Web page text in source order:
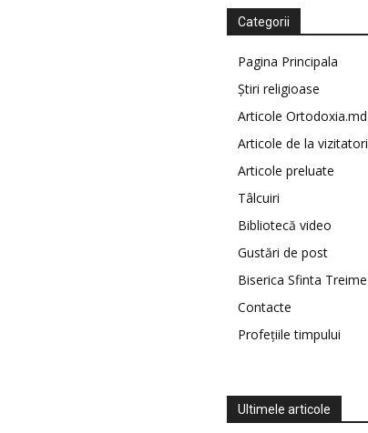
Categorii
Pagina Principala
Știri religioase
Articole Ortodoxia.md
Articole de la vizitatori
Articole preluate
Tâlcuiri
Bibliotecă video
Gustări de post
Biserica Sfinta Treime
Contacte
Profețiile timpului
Ultimele articole